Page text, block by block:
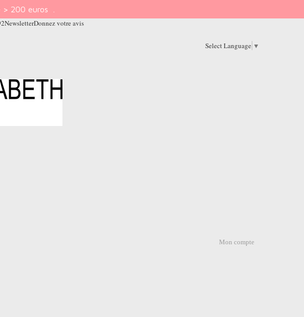
> 200 euros
NewsletterDonnez votre avis
Mon compte
Select Language ▼